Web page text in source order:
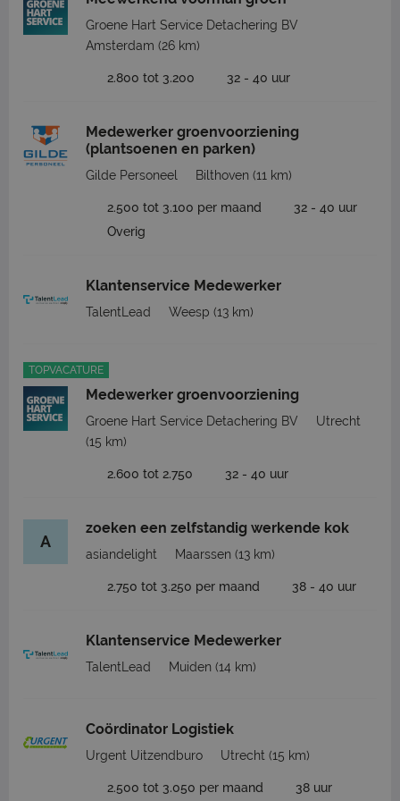
Groene Hart Service Detachering BV
Amsterdam (26 km)
2.800 tot 3.200 32 - 40 uur
Medewerker groenvoorziening
(plantsoenen en parken)
Gilde Personeel Bilthoven (11 km)
2.500 tot 3.100 per maand
32 - 40 uur
Overig
Klantenservice Medewerker
TalentLead Weesp (13 km)
TOPVACATURE
Medewerker groenvoorziening
Groene Hart Service Detachering BV
Utrecht
(15 km)
2.600 tot 2.750 32 - 40 uur
A
zoeken een zelfstandig werkende kok
asiandelight Maarssen (13 km)
2.750 tot 3.250 per maand 38 - 40 uur
Klantenservice Medewerker
TalentLead Muiden (14 km)
Coördinator Logistiek
Urgent Uitzendburo Utrecht (15 km)
2.500 tot 3.050 per maand 38 uur